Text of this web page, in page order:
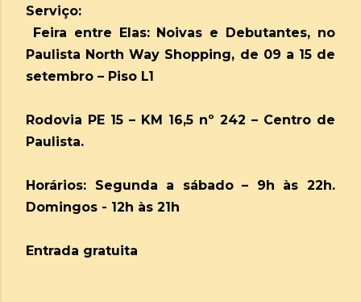
Serviço:
Feira entre Elas: Noivas e Debutantes, no
Paulista North Way Shopping, de 09 a 15 de
setembro – Piso L1
Rodovia PE 15 – KM 16,5 nº 242 – Centro de
Paulista.
Horários: Segunda a sábado – 9h às 22h.
Domingos - 12h às 21h
Entrada gratuita